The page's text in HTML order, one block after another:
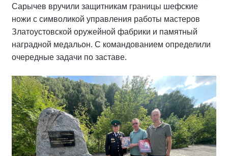
Сарычев вручили защитникам границы шефские
ножи с символикой управления работы мастеров
Златоустовской оружейной фабрики и памятный
наградной медальон. С командованием определили
очередные задачи по заставе.